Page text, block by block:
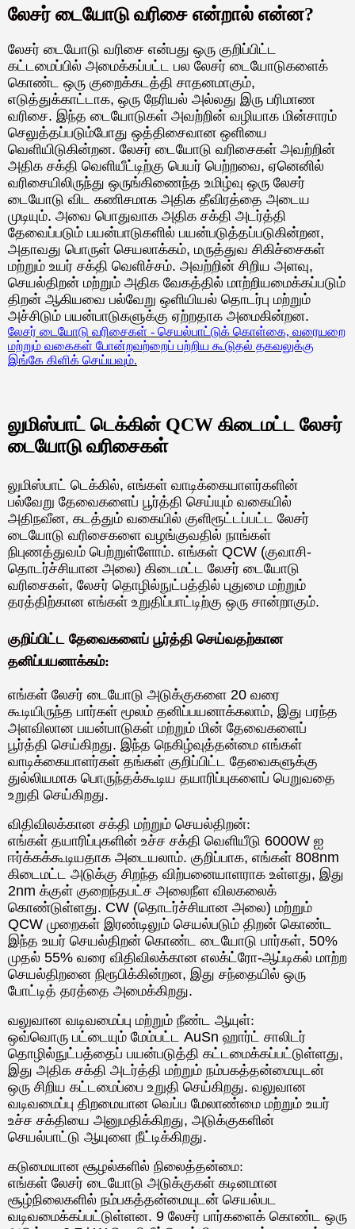
லேசர் டையோடு வரிசை என்றால் என்ன?
லேசர் டையோடு வரிசை என்பது ஒரு குறிப்பிட்ட
கட்டமைப்பில் அமைக்கப்பட்ட பல லேசர் டையோடுகளைக்
கொண்ட ஒரு குறைக்கடத்தி சாதனமாகும்,
எடுத்துக்காட்டாக, ஒரு நேரியல் அல்லது இரு பரிமாண
வரிசை. இந்த டையோடுகள் அவற்றின் வழியாக மின்சாரம்
செலுத்தப்படும்போது ஒத்திசைவான ஒளியை
வெளியிடுகின்றன. லேசர் டையோடு வரிசைகள் அவற்றின்
அதிக சக்தி வெளியீட்டிற்கு பெயர் பெற்றவை, ஏனெனில்
வரிசையிலிருந்து ஒருங்கிணைந்த உமிழ்வு ஒரு லேசர்
டையோடு விட கணிசமாக அதிக தீவிரத்தை அடைய
முடியும். அவை பொதுவாக அதிக சக்தி அடர்த்தி
தேவைப்படும் பயன்பாடுகளில் பயன்படுத்தப்படுகின்றன,
அதாவது பொருள் செயலாக்கம், மருத்துவ சிகிச்சைகள்
மற்றும் உயர் சக்தி வெளிச்சம். அவற்றின் சிறிய அளவு,
செயல்திறன் மற்றும் அதிக வேகத்தில் மாற்றியமைக்கப்படும்
திறன் ஆகியவை பல்வேறு ஒளியியல் தொடர்பு மற்றும்
அச்சிடும் பயன்பாடுகளுக்கு ஏற்றதாக அமைகின்றன.
லேசர் டையோடு வரிசைகள் - செயல்பாட்டுக் கொள்கை, வரையறை
மற்றும் வகைகள் போன்றவற்றைப் பற்றிய கூடுதல் தகவலுக்கு
இங்கே கிளிக் செய்யவும்.
லுமிஸ்பாட் டெக்கின் QCW கிடைமட்ட லேசர்
டையோடு வரிசைகள்
லுமிஸ்பாட் டெக்கில், எங்கள் வாடிக்கையாளர்களின்
பல்வேறு தேவைகளைப் பூர்த்தி செய்யும் வகையில்
அதிநவீன, கடத்தும் வகையில் குளிரூட்டப்பட்ட லேசர்
டையோடு வரிசைகளை வழங்குவதில் நாங்கள்
நிபுணத்துவம் பெற்றுள்ளோம். எங்கள் QCW (குவாசி-
தொடர்ச்சியான அலை) கிடைமட்ட லேசர் டையோடு
வரிசைகள், லேசர் தொழில்நுட்பத்தில் புதுமை மற்றும்
தரத்திற்கான எங்கள் உறுதிப்பாட்டிற்கு ஒரு சான்றாகும்.
குறிப்பிட்ட தேவைகளைப் பூர்த்தி செய்வதற்கான
தனிப்பயனாக்கம்:
எங்கள் லேசர் டையோடு அடுக்குகளை 20 வரை
கூடியிருந்த பார்கள் மூலம் தனிப்பயனாக்கலாம், இது பரந்த
அளவிலான பயன்பாடுகள் மற்றும் மின் தேவைகளைப்
பூர்த்தி செய்கிறது. இந்த நெகிழ்வுத்தன்மை எங்கள்
வாடிக்கையாளர்கள் தங்கள் குறிப்பிட்ட தேவைகளுக்கு
துல்லியமாக பொருந்தக்கூடிய தயாரிப்புகளைப் பெறுவதை
உறுதி செய்கிறது.
விதிவிலக்கான சக்தி மற்றும் செயல்திறன்:
எங்கள் தயாரிப்புகளின் உச்ச சக்தி வெளியீடு 6000W ஐ
ஈர்க்கக்கூடியதாக அடையலாம். குறிப்பாக, எங்கள் 808nm
கிடைமட்ட அடுக்கு சிறந்த விற்பனையாளராக உள்ளது, இது
2nm க்குள் குறைந்தபட்ச அலைநீள விலகலைக்
கொண்டுள்ளது. CW (தொடர்ச்சியான அலை) மற்றும்
QCW முறைகள் இரண்டிலும் செயல்படும் திறன் கொண்ட
இந்த உயர் செயல்திறன் கொண்ட டையோடு பார்கள், 50%
முதல் 55% வரை விதிவிலக்கான எலக்ட்ரோ-ஆப்டிகல் மாற்ற
செயல்திறனை நிரூபிக்கின்றன, இது சந்தையில் ஒரு
போட்டித் தரத்தை அமைக்கிறது.
வலுவான வடிவமைப்பு மற்றும் நீண்ட ஆயுள்:
ஒவ்வொரு பட்டையும் மேம்பட்ட AuSn ஹார்ட் சாலிடர்
தொழில்நுட்பத்தைப் பயன்படுத்தி கட்டமைக்கப்பட்டுள்ளது,
இது அதிக சக்தி அடர்த்தி மற்றும் நம்பகத்தன்மையுடன்
ஒரு சிறிய கட்டமைப்பை உறுதி செய்கிறது. வலுவான
வடிவமைப்பு திறமையான வெப்ப மேலாண்மை மற்றும் உயர்
உச்ச சக்தியை அனுமதிக்கிறது, அடுக்குகளின்
செயல்பாட்டு ஆயுளை நீட்டிக்கிறது.
கடுமையான சூழல்களில் நிலைத்தன்மை:
எங்கள் லேசர் டையோடு அடுக்குகள் கடினமான
சூழ்நிலைகளில் நம்பகத்தன்மையுடன் செயல்பட
வடிவமைக்கப்பட்டுள்ளன. 9 லேசர் பார்களைக் கொண்ட ஒரு